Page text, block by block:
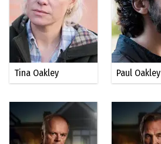
Tina Oakley Paul Oakley